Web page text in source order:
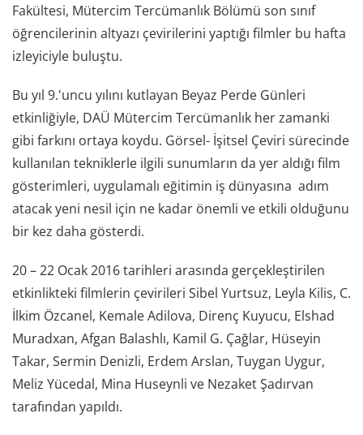
Fakültesi, Mütercim Tercümanlık Bölümü son sınıf
öğrencilerinin altyazı çevirilerini yaptığı filmler bu hafta
izleyiciyle buluştu.
Bu yıl 9.'uncu yılını kutlayan Beyaz Perde Günleri
etkinliğiyle, DAÜ Mütercim Tercümanlık her zamanki
gibi farkını ortaya koydu. Görsel- İşitsel Çeviri sürecinde
kullanılan tekniklerle ilgili sunumların da yer aldığı film
gösterimleri, uygulamalı eğitimin iş dünyasına adım
atacak yeni nesil için ne kadar önemli ve etkili olduğunu
bir kez daha gösterdi.
20 – 22 Ocak 2016 tarihleri arasında gerçekleştirilen
etkinlikteki filmlerin çevirileri Sibel Yurtsuz, Leyla Kilis, C.
İlkim Özcanel, Kemale Adilova, Direnç Kuyucu, Elshad
Muradxan, Afgan Balashlı, Kamil G. Çağlar, Hüseyin
Takar, Sermin Denizli, Erdem Arslan, Tuygan Uygur,
Meliz Yücedal, Mina Huseynli ve Nezaket Şadırvan
tarafından yapıldı.